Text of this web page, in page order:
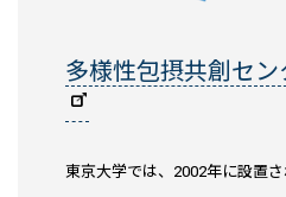
多様性包摂共創セン
東京大学では、2002年に設置